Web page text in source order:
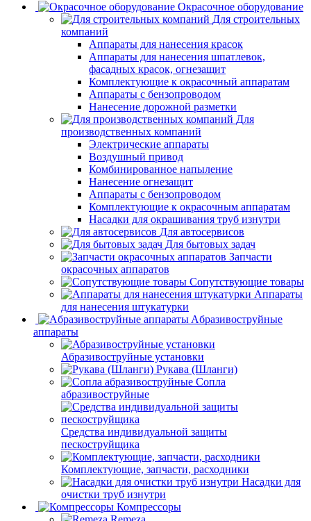
Окрасочное оборудование
Для строительных
компаний
Аппараты для нанесения красок
Аппараты для нанесения шпатлевок,
фасадных красок, огнезащит
Комплектующие к окрасочный аппаратам
Аппараты с бензопроводом
Нанесение дорожной разметки
Для
производственных компаний
Электрические аппараты
Воздушный привод
Комбинированное напыление
Нанесение огнезащит
Аппараты с бензопроводом
Комплектующие к окрасочным аппаратам
Насадки для окрашивания труб изнутри
Для автосервисов
Для бытовых задач
Запчасти
окрасочных аппаратов
Сопутствующие товары
Аппараты
для нанесения штукатурки
Aбразивоструйные
аппараты
Абразивоструйные установки
Рукава (Шланги)
Сопла
абразивоструйные
Средства индивидуальной защиты
пескоструйщика
Комплектующие, запчасти, расходники
Насадки для
очистки труб изнутри
Компрессоры